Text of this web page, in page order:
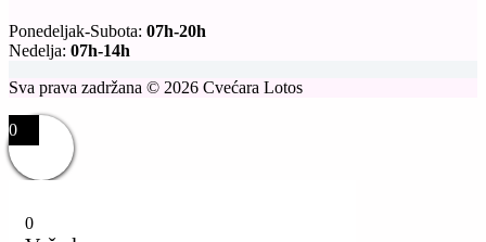
Ponedeljak-Subota: 07h-20h
Nedelja: 07h-14h
Sva prava zadržana © 2026 Cvećara Lotos
0
0